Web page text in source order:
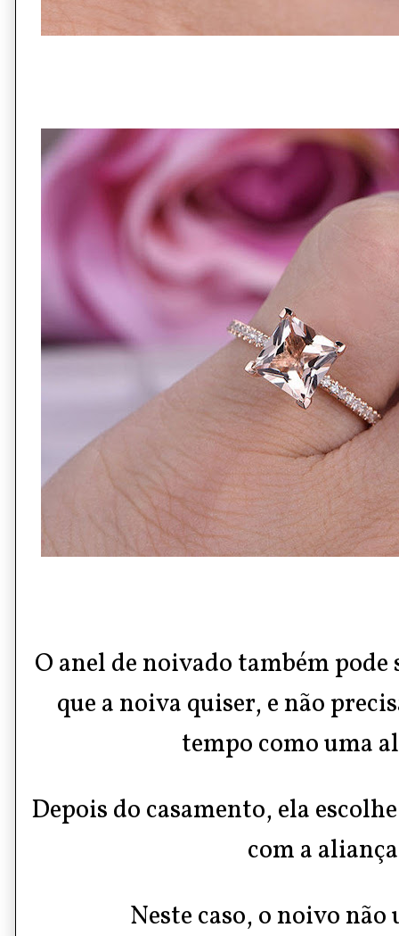
O anel de noivado também pode
que a noiva quiser, e não
tempo como uma
Depois do casamento, ela
com a
Neste caso, o noivo não